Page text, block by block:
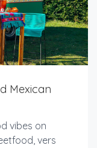
Mexican
vibes on
vers